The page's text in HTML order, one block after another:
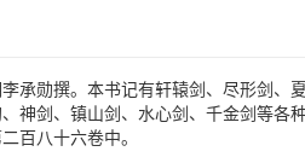
承勋撰。本书记有轩辕剑、尽形剑、
神剑、镇山剑、水心剑、千金剑等各
百八十六卷中。